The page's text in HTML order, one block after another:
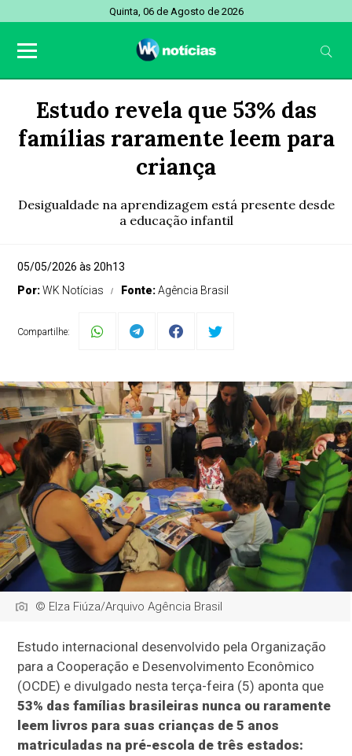
Quinta, 06 de Agosto de 2026
Estudo revela que 53% das
famílias raramente leem para
criança
Desigualdade na aprendizagem está presente desde
a educação infantil
05/05/2026 às 20h13
Por:WK Notícias Fonte:Agência Brasil
Compartilhe:
© Elza Fiúza/Arquivo Agência Brasil
Estudo internacional desenvolvido pela Organização
para a Cooperação e Desenvolvimento Econômico
(OCDE) e divulgado nesta terça-feira (5) aponta que
53% das famílias brasileiras nunca ou raramente
leem livros para suas crianças de 5 anos
matriculadas na pré-escola de três estados: